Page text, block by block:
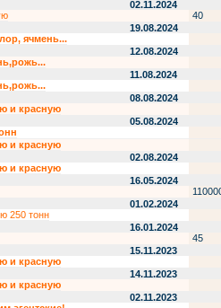
02.11.2024
40
19.08.2024
ячмень...
12.08.2024
11.08.2024
08.08.2024
и красную
05.08.2024
и красную
02.08.2024
и красную
16.05.2024
01.02.2024
250 тонн
16.01.2024
45
15.11.2023
и красную
14.11.2023
и красную
02.11.2023